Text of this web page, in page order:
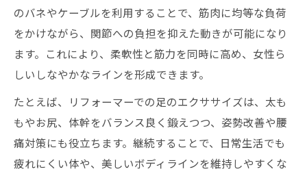
のバネやケーブルを利用することで、筋肉に均等な負荷
をかけながら、関節への負担を抑えた動きが可能になり
ます。これにより、柔軟性と筋力を同時に高め、女性ら
しいしなやかなラインを形成できます。
たとえば、リフォーマーでの足のエクササイズは、太も
もやお尻、体幹をバランス良く鍛えつつ、姿勢改善や腰
痛対策にも役立ちます。継続することで、日常生活でも
疲れにくい体や、美しいボディラインを維持しやすくな